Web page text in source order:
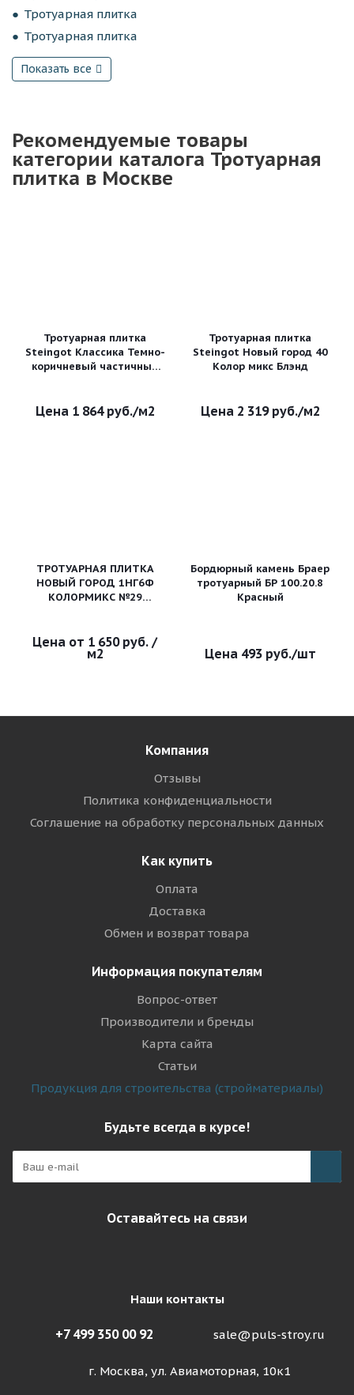
Тротуарная плитка
Тротуарная плитка
Показать все
Рекомендуемые товары
категории каталога Тротуарная
плитка в Москве
Тротуарная плитка
Steingot Классика Темно-
коричневый частичный
1 864руб./м2
Тротуарная плитка
Steingot Новый город 40
Колор микс Блэнд
2 319руб./м2
ТРОТУАРНАЯ ПЛИТКА
НОВЫЙ ГОРОД 1НГ6Ф
КОЛОРМИКС №29
1 650 руб. /
м2
Бордюрный камень Браер
тротуарный БР 100.20.8
Красный
493руб./шт
Компания
Отзывы
Политика конфиденциальности
Соглашение на обработку персональных данных
Как купить
Оплата
Доставка
Обмен и возврат товара
Информация покупателям
Вопрос-ответ
Производители и бренды
Карта сайта
Статьи
Продукция для строительства (стройматериалы)
Будьте всегда в курсе!
Оставайтесь на связи
Наши контакты
+7 499 350 00 92 sale@puls-stroy.ru
г. Москва, ул. Авиамоторная, 10к1